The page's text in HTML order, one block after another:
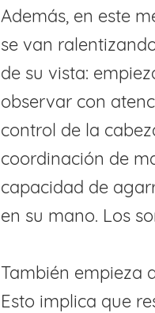
Además, en este
se van
de su vista:
observar con
control de la
coordinación de
capacidad de
en su mano. Los
También empieza
Esto implica que